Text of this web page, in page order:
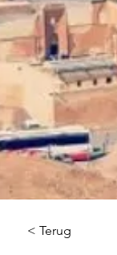
< Terug